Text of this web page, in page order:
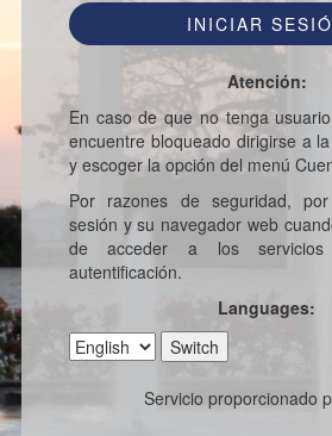
Atención:
En caso de que no tenga
encuentre bloqueado dirigirse a
y escoger la opción del menú
Por razones de seguridad,
sesión y su navegador web
de acceder a los servicios
autentificación.
Languages:
Servicio proporcionado